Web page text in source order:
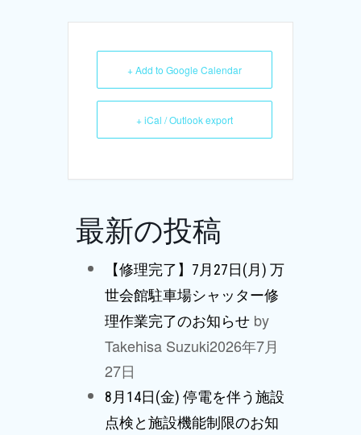
+ Add to Google Calendar
+ iCal / Outlook export
最新の投稿
【修理完了】7月27日(月) 万
世会館駐車場シャッター修
理作業完了のお知らせ by
Takehisa Suzuki2026年7月
27日
8月14日(金) 停電を伴う施設
点検と施設機能制限のお知